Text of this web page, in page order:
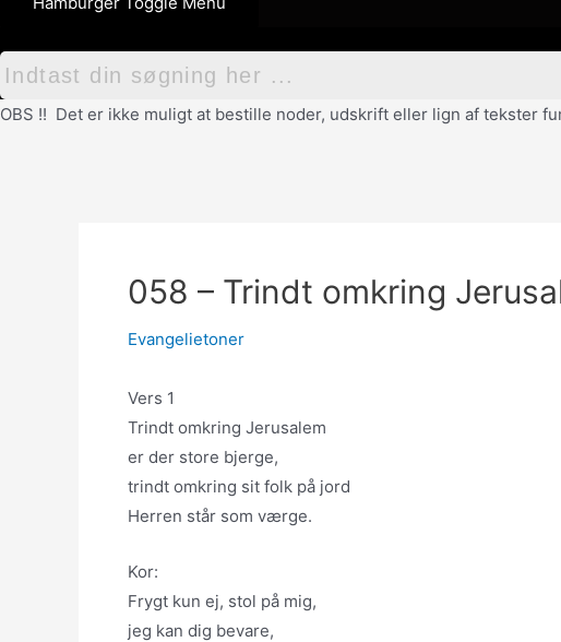
OBS !! Det er ikke muligt at bestille noder, udskrift eller lign af tekster
058 – Trindt omkring
Evangelietoner
Vers 1
Trindt omkring Jerusalem
er der store bjerge,
trindt omkring sit folk på jord
Herren står som værge.
Kor:
Frygt kun ej, stol på mig,
jeg kan dig bevare,